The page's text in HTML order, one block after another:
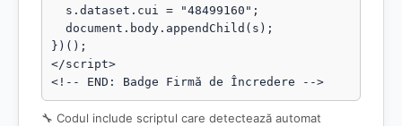
})();
</script>
<!-- END: Badge Firmă de Încredere -->
🔧 Codul include scriptul care detectează automat